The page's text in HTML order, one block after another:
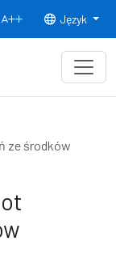
Normalny rozmiar czcionki
Rozmiar czcionki 150% Rozmiar
Język
ze środków